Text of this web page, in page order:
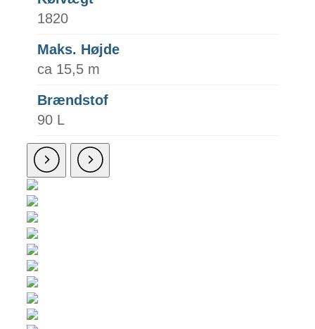
1820
Maks. Højde
ca 15,5 m
Brændstof
90 L